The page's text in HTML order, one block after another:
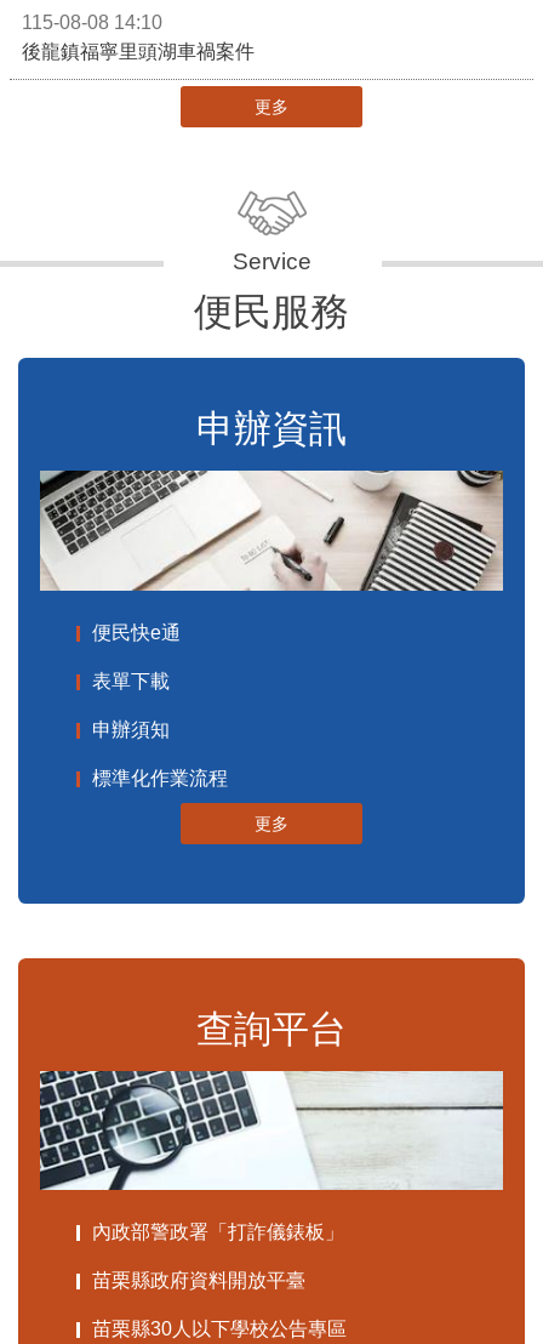
115-08-08 14:10
後龍鎮福寧里頭湖車禍案件
更多
便民服務
申辦資訊
便民快e通
表單下載
申辦須知
標準化作業流程
更多
查詢平台
內政部警政署「打詐儀錶板」
苗栗縣政府資料開放平臺
苗栗縣30人以下學校公告專區